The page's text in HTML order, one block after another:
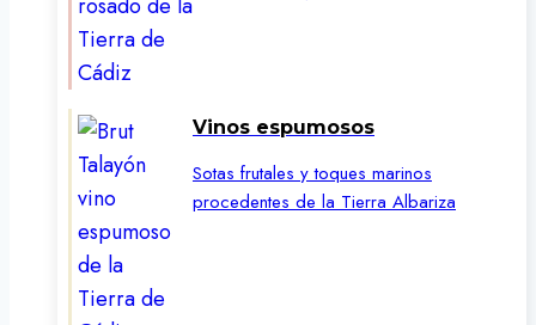
Vinos espumosos
Sotas frutales y toques marinos
procedentes de la Tierra Albariza